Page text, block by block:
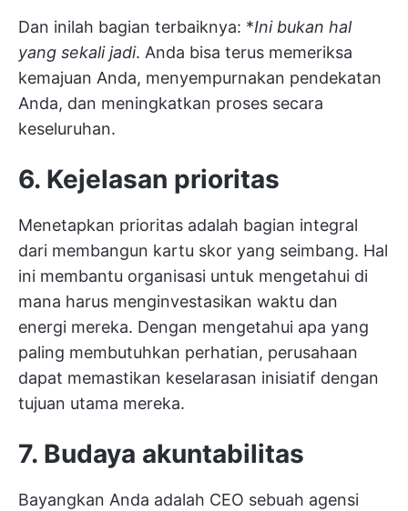
Dan inilah bagian terbaiknya: *Ini bukan hal
yang sekali jadi. Anda bisa terus memeriksa
kemajuan Anda, menyempurnakan pendekatan
Anda, dan meningkatkan proses secara
keseluruhan.
6. Kejelasan prioritas
Menetapkan prioritas adalah bagian integral
dari membangun kartu skor yang seimbang. Hal
ini membantu organisasi untuk mengetahui di
mana harus menginvestasikan waktu dan
energi mereka. Dengan mengetahui apa yang
paling membutuhkan perhatian, perusahaan
dapat memastikan keselarasan inisiatif dengan
tujuan utama mereka.
7. Budaya akuntabilitas
Bayangkan Anda adalah CEO sebuah agensi